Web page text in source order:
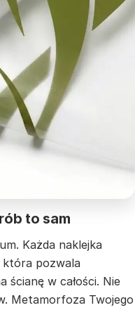
to sam
Każda naklejka
która pozwala
ścianę w całości. Nie
Metamorfoza Twojego